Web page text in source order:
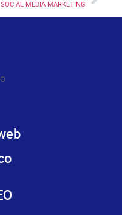
SOCIAL MEDIA MARKETING